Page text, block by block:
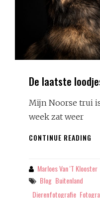
De laatste
Mijn Noorse trui
week zat weer
CONTINUE READING
By Marloes Van 't Klooster
Tags
Blog Buitenland
Dierenfotografie